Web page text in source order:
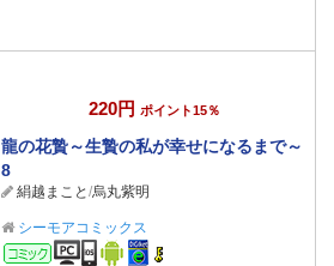
220円 ポイント15％
龍の花贄～生贄の私が幸せになるまで～
8
絹越まこと /烏丸紫明
シーモアコミックス
コミック